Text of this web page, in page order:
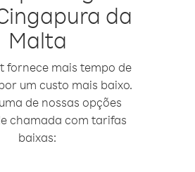
da
Malta
fornece mais tempo de
um custo mais baixo.
de nossas opções
chamada com tarifas
baixas: